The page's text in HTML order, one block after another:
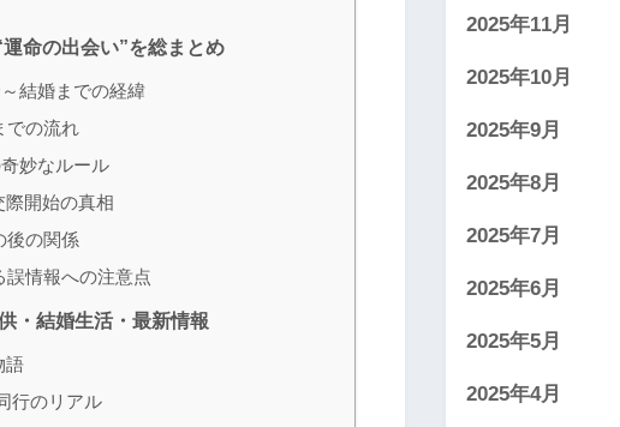
命の出会い”を総まとめ
結婚までの経緯
での流れ
妙なルール
開始の真相
後の関係
情報への注意点
・結婚生活・最新情報
語
行のリアル
2025年11月
2025年10月
2025年9月
2025年8月
2025年7月
2025年6月
2025年5月
2025年4月